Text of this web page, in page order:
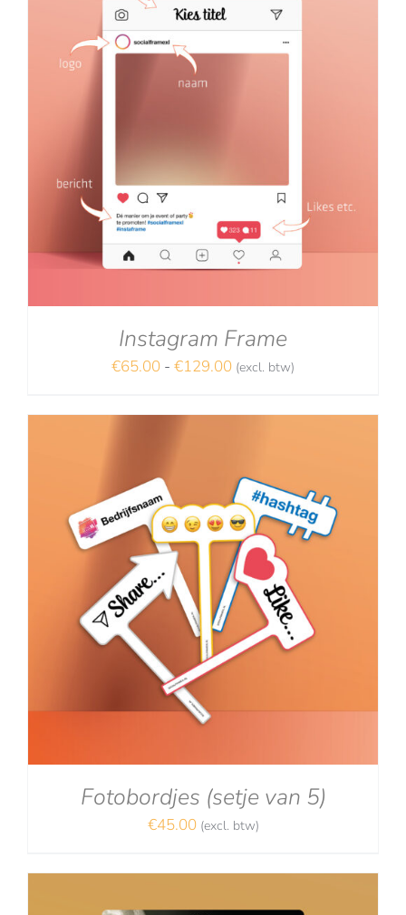
Instagram Frame
€65.00 - €129.00Prijsklasse:
tot
(excl. btw)
Fotobordjes (setje van 5)
€45.00 (excl. btw)